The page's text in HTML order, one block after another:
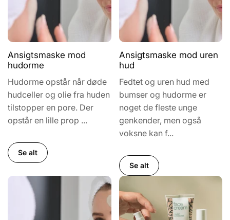
Ansigtsmaske mod
hudorme
Hudorme opstår når døde
hudceller og olie fra huden
tilstopper en pore. Der
opstår en lille prop ...
Se alt
Ansigtsmaske mod uren
hud
Fedtet og uren hud med
bumser og hudorme er
noget de fleste unge
genkender, men også
voksne kan f...
Se alt